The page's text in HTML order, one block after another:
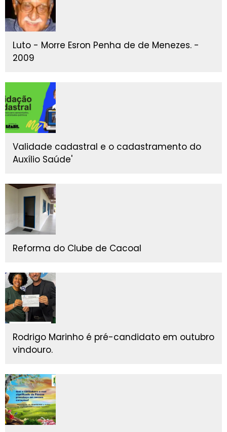
Luto - Morre Esron Penha de de Menezes. -
2009
Validade cadastral e o cadastramento do
Auxílio Saúde'
Reforma do Clube de Cacoal
Rodrigo Marinho é pré-candidato em outubro
vindouro.